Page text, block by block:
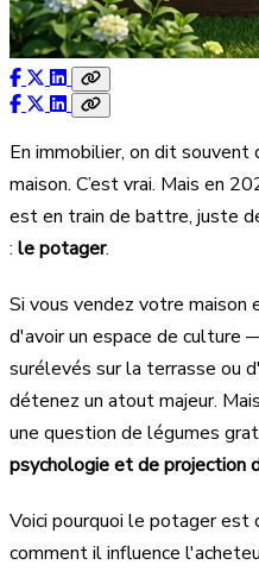
En immobilier, on dit
maison. C’est vrai. Mais en
est en train de battre, juste
: le potager.
Si vous vendez votre maison
d'avoir un espace de culture
surélevés sur la terrasse ou
détenez un atout majeur.
une question de légumes
psychologie et de projection
Voici pourquoi le potager est
comment il influence